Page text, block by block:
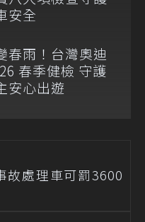
安全
春雨！台灣奧迪
春季健檢 守護
安心出遊
故處理車可罰3600